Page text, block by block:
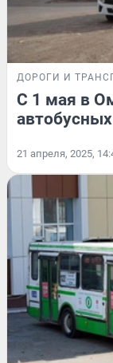
ДОРОГИ И
С 1 мая в
21 апреля, 2025,